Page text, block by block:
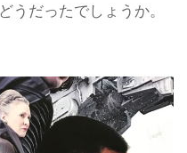
うだったでしょうか。